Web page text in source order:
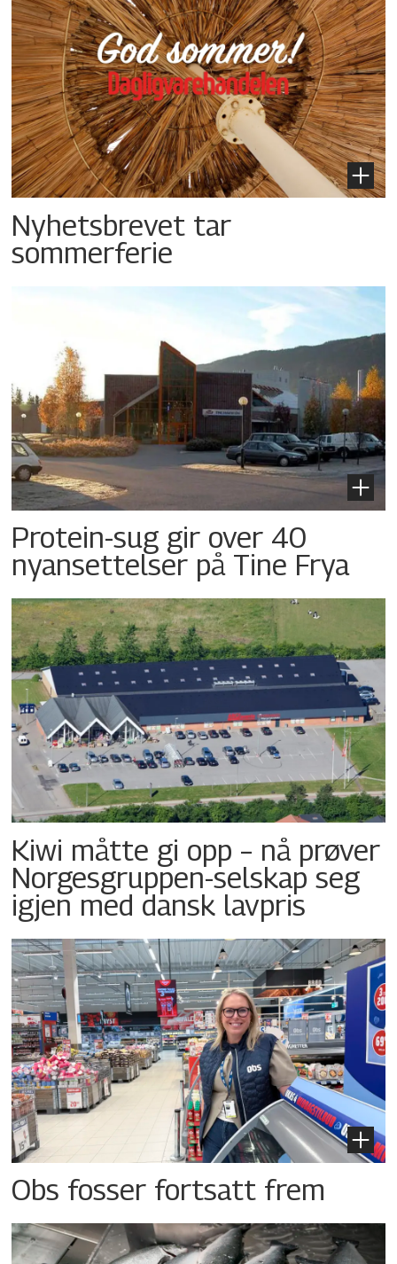
Nyhetsbrevet tar
sommerferie
Protein-sug gir over 40
nyansettelser på Tine Frya
Kiwi måtte gi opp – nå prøver
Norgesgruppen-selskap seg
igjen med dansk lavpris
Obs fosser fortsatt frem